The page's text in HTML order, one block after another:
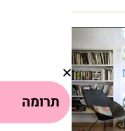
תרומה